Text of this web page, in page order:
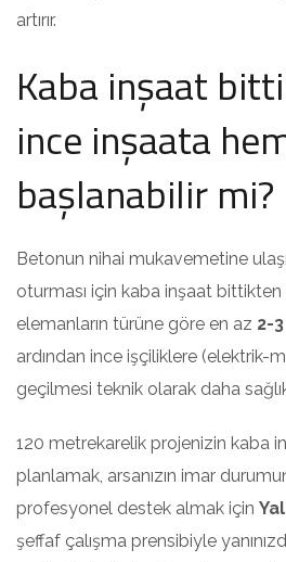
artırır.
Kaba inşaat
ince inşaata
başlanabilir mi?
Betonun nihai mukavemetine
oturması için kaba inşaat bittikten
elemanların türüne göre en az 2-
ardından ince işçiliklere (elektrik-
geçilmesi teknik olarak daha
120 metrekarelik projenizin kaba
planlamak, arsanızın imar
profesyonel destek almak için
şeffaf çalışma prensibiyle